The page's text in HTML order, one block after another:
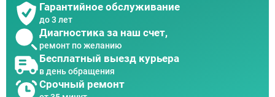
Гарантийное обслуживание
до 3 лет
Диагностика за наш счет,
ремонт по желанию
Бесплатный выезд курьера
в день обращения
Срочный ремонт